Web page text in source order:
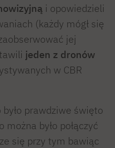
i opowiedzieli
(każdy mógł się
jej
jeden z dronów
w CBR
prawdziwe święto
było połączyć
się przy tym bawiąc